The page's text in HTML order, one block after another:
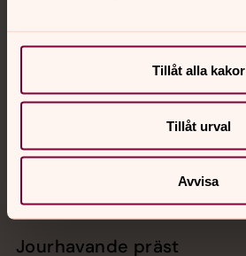
Tillåt alla kakor
Tillåt urval
Avvisa
Hitta snabbt
Sociala kanaler
Jourhavande präst